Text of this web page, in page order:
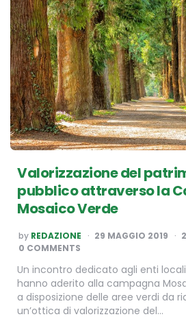
Valorizzazione del
pubblico attraverso la
Mosaico Verde
POSTED
BY
by REDAZIONE 29 MAGGIO 2019 2
0 COMMENTS
Un incontro dedicato agli enti
hanno aderito alla campagna
a disposizione delle aree verdi da
un’ottica di valorizzazione del…